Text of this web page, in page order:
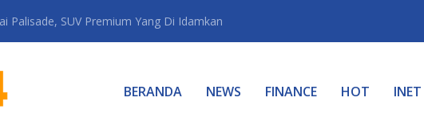
Palisade, SUV Premium Yang Di Idamkan
BERANDA NEWS FINANCE HOT INET